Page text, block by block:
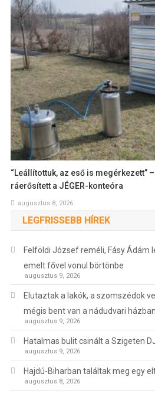
“Leállítottuk, az eső is megérkezett”
ráerősített a JÉGER-konteóra
augusztus 8, 2026
LEGFRISSEBB HÍREK
Felföldi József reméli, Fásy Ádám
emelt fővel vonul börtönbe
augusztus 9, 2026
Elutaztak a lakók, a szomszédok
mégis bent van a nádudvari házban
augusztus 9, 2026
Hatalmas bulit csinált a Szigeten
augusztus 9, 2026
Hajdú-Biharban találtak meg egy
augusztus 8, 2026